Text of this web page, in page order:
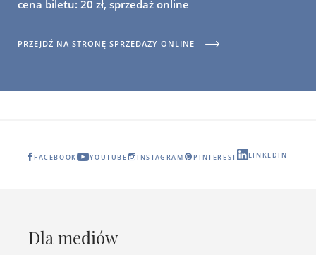
cena biletu: 20 zł, sprzedaż online
PRZEJDŹ NA STRONĘ SPRZEDAŻY ONLINE
FACEBOOK YOUTUBE INSTAGRAM PINTEREST LINKEDIN
Dla mediów